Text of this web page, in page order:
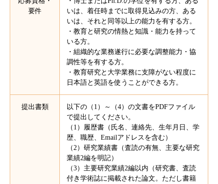
要件
いは、着任時までに取得⾒込みの⽅、ある
いは、それと同等以上の能力を有する⽅。
・教育と研究の情熱と知識・能力を持って
いる⽅。
・組織的な業務遂⾏に必要な調整能⼒・協
調性等を有する⽅。
・教育研究と大学業務に支障がない程度に
日本語と英語を使うことができる方。
提出書類
以下の（1）～（4）の文書をPDFファイル
で提出してください。
（1）履歴書（氏名、連絡先、生年月日、学
歴、職歴、Emailアドレスを含む）
（2）研究業績書（査読の有無、主要な研究
業績2編を明記）
（3）主要研究業績2編以内（研究書、査読
付き学術誌に掲載された論文。ただし書籍